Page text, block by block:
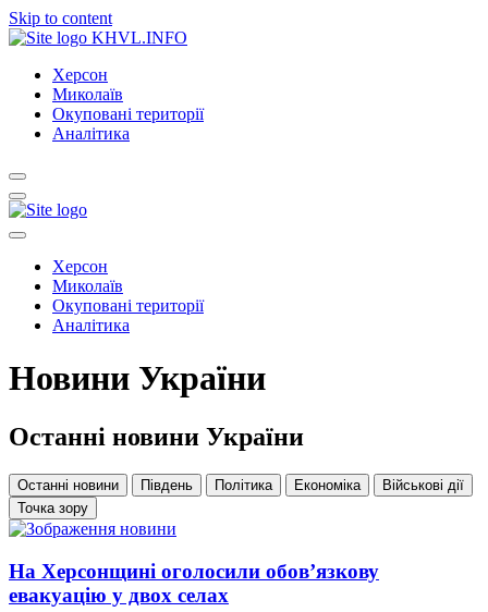
Skip to content
KHVL.INFO
Херсон
Миколаїв
Окуповані території
Аналітика
Херсон
Миколаїв
Окуповані території
Аналітика
Новини України
Останні новини України
Останні новини Південь Політика Економіка
Військові дії
Точка зору
На Херсонщині оголосили обов’язкову
евакуацію у двох селах